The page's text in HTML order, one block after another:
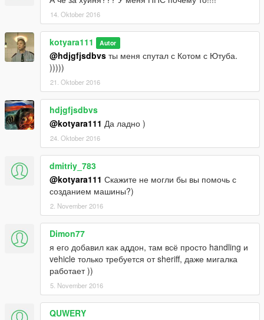
14. Oktober 2016
kotyara111 Autor
@hdjgfjsdbvs ты меня спутал с Котом с Ютуба.
)))))
21. Oktober 2016
hdjgfjsdbvs
@kotyara111 Да ладно )
24. Oktober 2016
dmitriy_783
@kotyara111 Скажите не могли бы вы помочь с
созданием машины?)
2. November 2016
Dimon77
я его добавил как аддон, там всё просто handling и
vehicle только требуется от sheriff, даже мигалка
работает ))
5. November 2016
QUWERY